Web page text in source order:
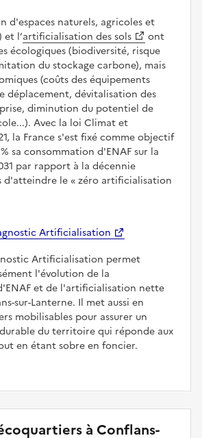
d'espaces naturels, agricoles et
et l’artificialisation des sols
ont
écologiques (biodiversité, risque
du stockage carbone), mais
(coûts des équipements
déplacement, dévitalisation des
diminution du potentiel de
Avec la loi Climat et
la France s'est fixé comme objectif
sa consommation d'ENAF sur la
par rapport à la décennie
d'atteindre le
zéro artificialisation
Artificialisation
Artificialisation permet
l'évolution de la
et de l'artificialisation nette
sur-Lanterne. Il met aussi en
mobilisables pour assurer un
du territoire qui réponde aux
en étant sobre en foncier.
à Conflans-